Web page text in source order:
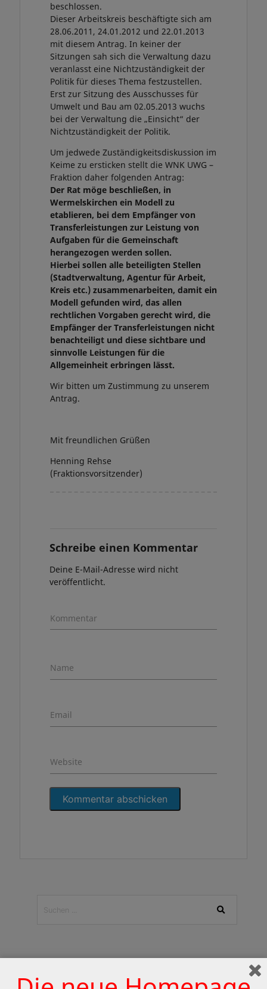
beschlossen.
Dieser Arbeitskreis beschäftigte sich am
28.06.2011, 24.01.2012 und 22.01.2013
mit diesem Antrag. In keiner der
Sitzungen sah sich die Verwaltung dazu
veranlasst eine Nichtzuständigkeit der
Politik für dieses Thema festzustellen.
Erst zur Sitzung des Ausschusses für
Umwelt und Bau am 02.05.2013 wuchs
bei der Verwaltung die „Einsicht“ der
Nichtzuständigkeit der Politik.
Um jedwede Zuständigkeitsdiskussion im
Keime zu ersticken stellt die WNK UWG –
Fraktion daher folgenden Antrag:
Der Rat möge beschließen, in
Wermelskirchen ein Modell zu
etablieren, bei dem Empfänger von
Transferleistungen zur Leistung von
Aufgaben für die Gemeinschaft
herangezogen werden sollen.
Hierbei sollen alle beteiligten Stellen
(Stadtverwaltung, Agentur für Arbeit,
Kreis etc.) zusammenarbeiten, damit ein
Modell gefunden wird, das allen
rechtlichen Vorgaben gerecht wird, die
Empfänger der Transferleistungen nicht
benachteiligt und diese sichtbare und
sinnvolle Leistungen für die
Allgemeinheit erbringen lässt.
Wir bitten um Zustimmung zu unserem
Antrag.
Mit freundlichen Grüßen
Henning Rehse
(Fraktionsvorsitzender)
Schreibe einen Kommentar
Deine E-Mail-Adresse wird nicht
veröffentlicht.
Kommentar
Name
Email
Website